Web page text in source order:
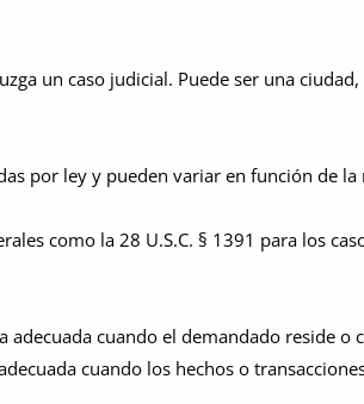
un caso judicial. Puede ser una
por ley y pueden variar en función de la
como la 28 U.S.C. § 1391 para los
adecuada cuando el demandado reside o
cuando los hechos o